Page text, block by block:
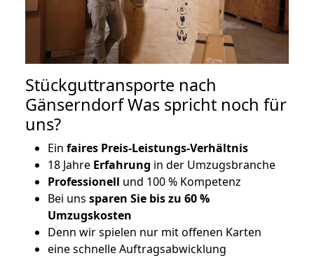
Stückguttransporte nach
Gänserndorf Was spricht noch für
uns?
Ein faires Preis-Leistungs-Verhältnis
18 Jahre Erfahrung in der Umzugsbranche
Professionell und 100 % Kompetenz
Bei uns sparen Sie bis zu 60 %
Umzugskosten
Denn wir spielen nur mit offenen Karten
eine schnelle Auftragsabwicklung